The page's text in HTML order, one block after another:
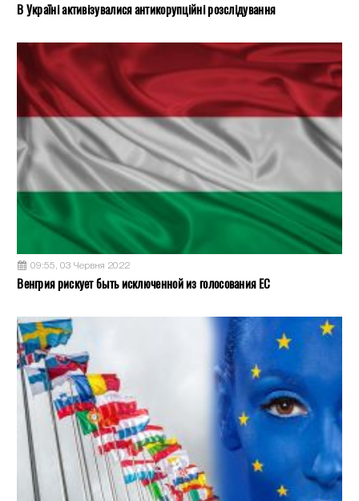
В Україні активізувалися антикорупційні розслідування
09:55, 03 Червня 2022
Венгрия рискует быть исключенной из голосования ЕС